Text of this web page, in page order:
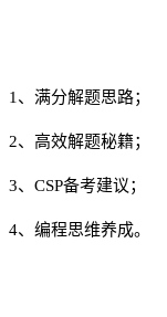
1、 满分解题思路；
2、高效解题秘籍；
3、 CSP备考建议；
4、编程思维养成。